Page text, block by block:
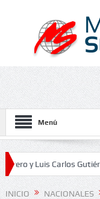
Menú
Carlos Gutiérrez
2026
INICIO NACIONALES